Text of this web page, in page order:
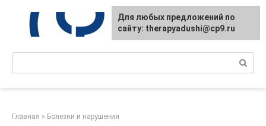
контенту
Главная » Болезни и нарушения
Для любых предложений по
сайту: therapyadushi@cp9.ru